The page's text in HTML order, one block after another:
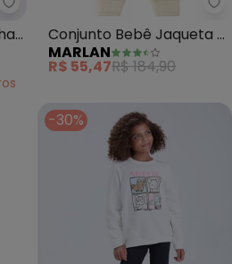
Vida Costeira - Conjunto
Conjunto Bebê Jaqueta e
Calça Boucle Liso (Bege)
MARLAN
R$ 55,47R$ 184,90
-30%